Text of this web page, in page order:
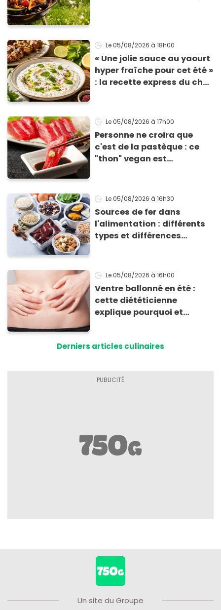
Le 05/08/2026 à 18h00
« Une jolie sauce au yaourt
hyper fraîche pour cet été »
: la recette express du chef
grillades
Le 05/08/2026 à 17h00
Personne ne croira que
c'est de la pastèque : ce
"thon" vegan est
Le 05/08/2026 à 16h30
Sources de fer dans
l'alimentation : différents
types et différences
Le 05/08/2026 à 16h00
Ventre ballonné en été :
cette diététicienne
explique pourquoi et
Derniers articles culinaires
Un site du Groupe